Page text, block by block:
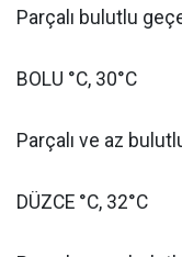
Parçalı bulutlu
BOLU °C, 30°C
Parçalı ve az
DÜZCE °C, 32°C